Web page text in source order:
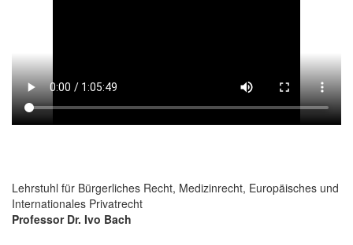
Lehrstuhl für Bürgerliches Recht, Medizinrecht, Europäisches und
Internationales Privatrecht
Professor Dr. Ivo Bach